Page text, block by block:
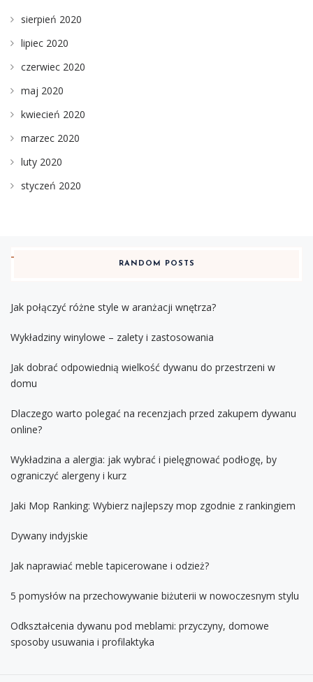
sierpień 2020
lipiec 2020
czerwiec 2020
maj 2020
kwiecień 2020
marzec 2020
luty 2020
styczeń 2020
RANDOM POSTS
Jak połączyć różne style w aranżacji wnętrza?
Wykładziny winylowe – zalety i zastosowania
Jak dobrać odpowiednią wielkość dywanu do przestrzeni w
domu
Dlaczego warto polegać na recenzjach przed zakupem dywanu
online?
Wykładzina a alergia: jak wybrać i pielęgnować podłogę, by
ograniczyć alergeny i kurz
Jaki Mop Ranking: Wybierz najlepszy mop zgodnie z rankingiem
Dywany indyjskie
Jak naprawiać meble tapicerowane i odzież?
5 pomysłów na przechowywanie biżuterii w nowoczesnym stylu
Odkształcenia dywanu pod meblami: przyczyny, domowe
sposoby usuwania i profilaktyka